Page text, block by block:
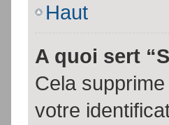
Haut
A quoi sert
Cela
votre